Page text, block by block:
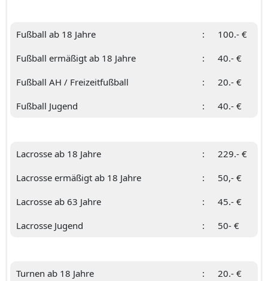
Fußball ab 18 Jahre :
100.- €
Fußball ermäßigt ab 18 Jahre
:
40.- €
Fußball AH / Freizeitfußball
:
20.- €
Fußball Jugend
: 40.- €
Lacrosse ab 18 Jahre :
229.- €
Lacrosse ermäßigt ab 18 Jahre
:
50,- €
Lacrosse ab 63 Jahre
:
45.- €
Lacrosse Jugend
: 50- €
Turnen ab 18 Jahre :
20.- €